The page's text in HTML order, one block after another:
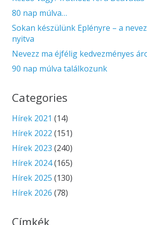
80 nap múlva…
Sokan készülünk Eplényre – a
nyitva
Nevezz ma éjfélig kedvezményes
90 nap múlva találkozunk
Categories
Hírek 2021 (14)
Hírek 2022 (151)
Hírek 2023 (240)
Hírek 2024(165)
Hírek 2025 (130)
Hírek 2026 (78)
Címkék